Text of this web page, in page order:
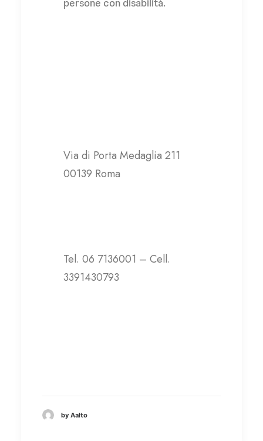
Via di Porta Medaglia 211
00139 Roma
Tel. 06 7136001 – Cell.
3391430793
by Aalto